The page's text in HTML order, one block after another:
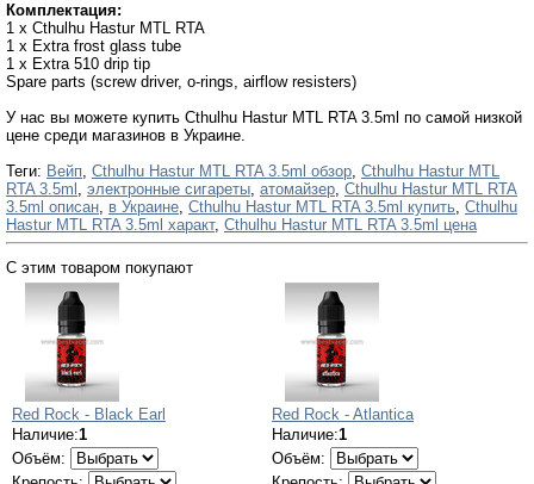
Комплектация:
1 x Cthulhu Hastur MTL RTA
1 x Extra frost glass tube
1 x Extra 510 drip tip
Spare parts (screw driver, o-rings, airflow resisters)
У нас вы можете купить Cthulhu Hastur MTL RTA 3.5ml по самой низкой
цене среди магазинов в Украине.
Теги: Вейп, Cthulhu Hastur MTL RTA 3.5ml обзор, Cthulhu Hastur MTL
RTA 3.5ml , электронные сигареты, атомайзер, Cthulhu Hastur MTL RTA
3.5ml описан, в Украине, Cthulhu Hastur MTL RTA 3.5ml купить, Cthulhu
Hastur MTL RTA 3.5ml характ, Cthulhu Hastur MTL RTA 3.5ml цена
С этим товаром покупают
Red Rock - Black Earl
Наличие:1
Объём:
Red Rock - Atlantica
Наличие:1
Объём: